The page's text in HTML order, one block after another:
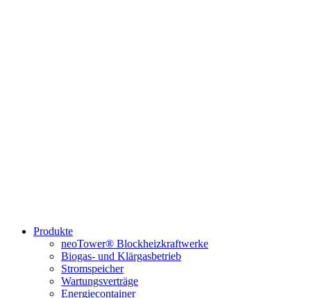
Produkte
neoTower® Blockheizkraftwerke
Biogas- und Klärgasbetrieb
Stromspeicher
Wartungsverträge
Energiecontainer